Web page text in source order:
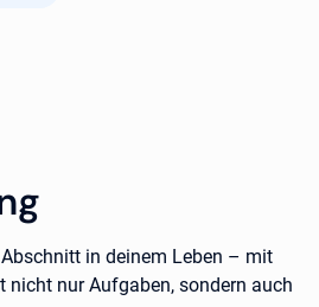
in deinem Leben – mit
nicht nur Aufgaben, sondern auch